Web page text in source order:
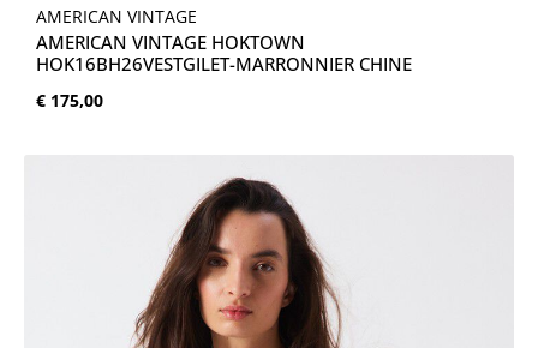
AMERICAN VINTAGE
AMERICAN VINTAGE HOKTOWN
HOK16BH26VESTGILET-MARRONNIER CHINE
Normale prijs:
€ 175,00